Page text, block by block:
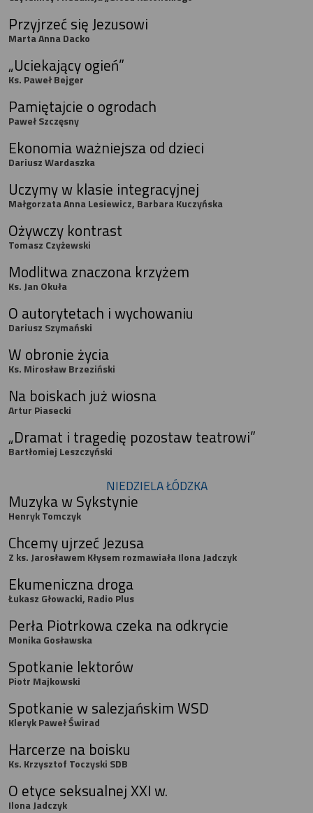
Przyjrzeć się Jezusowi
Marta Anna Dacko
„Uciekający ogień”
Ks. Paweł Bejger
Pamiętajcie o ogrodach
Paweł Szczęsny
Ekonomia ważniejsza od dzieci
Dariusz Wardaszka
Uczymy w klasie integracyjnej
Małgorzata Anna Lesiewicz, Barbara Kuczyńska
Ożywczy kontrast
Tomasz Czyżewski
Modlitwa znaczona krzyżem
Ks. Jan Okuła
O autorytetach i wychowaniu
Dariusz Szymański
W obronie życia
Ks. Mirosław Brzeziński
Na boiskach już wiosna
Artur Piasecki
„Dramat i tragedię pozostaw teatrowi”
Bartłomiej Leszczyński
NIEDZIELA ŁÓDZKA
Muzyka w Sykstynie
Henryk Tomczyk
Chcemy ujrzeć Jezusa
Z ks. Jarosławem Kłysem rozmawiała Ilona Jadczyk
Ekumeniczna droga
Łukasz Głowacki, Radio Plus
Perła Piotrkowa czeka na odkrycie
Monika Gosławska
Spotkanie lektorów
Piotr Majkowski
Spotkanie w salezjańskim WSD
Kleryk Paweł Świrad
Harcerze na boisku
Ks. Krzysztof Toczyski SDB
O etyce seksualnej XXI w.
Ilona Jadczyk